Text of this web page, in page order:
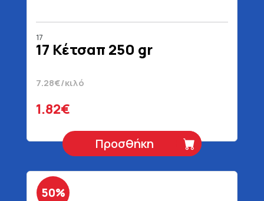
17
17 Κέτσαπ 250 gr
7.28€/κιλό
1.82€
Προσθήκη
50%